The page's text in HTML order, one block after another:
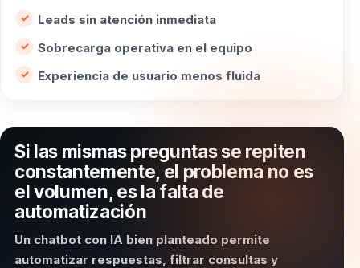
Leads sin atención inmediata
Sobrecarga operativa en el equipo
Experiencia de usuario menos fluida
Si las mismas preguntas se repiten
constantemente, el problema no es
el volumen, es la falta de
automatización
Un chatbot con IA bien planteado permite
automatizar respuestas, filtrar consultas y